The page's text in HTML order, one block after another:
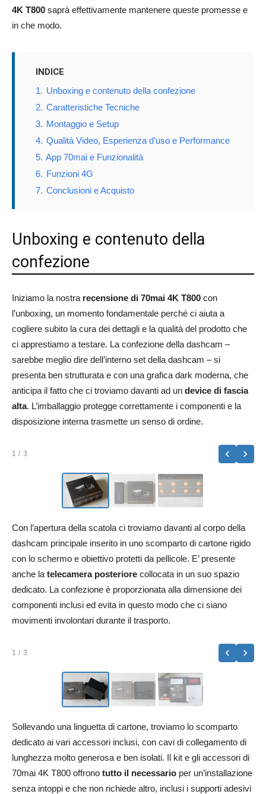
4K T800 saprà effettivamente mantenere queste promesse e
in che modo.
INDICE
1. Unboxing e contenuto della confezione
2. Caratteristiche Tecniche
3. Montaggio e Setup
4. Qualità Video, Esperienza d’uso e Performance
5. App 70mai e Funzionalità
6. Funzioni 4G
7. Conclusioni e Acquisto
Unboxing e contenuto della
confezione
Iniziamo la nostra recensione di 70mai 4K T800 con
l’unboxing, un momento fondamentale perché ci aiuta a
cogliere subito la cura dei dettagli e la qualità del prodotto che
ci apprestiamo a testare. La confezione della dashcam –
sarebbe meglio dire dell’interno set della dashcam – si
presenta ben strutturata e con una grafica dark moderna, che
anticipa il fatto che ci troviamo davanti ad un device di fascia
alta. L’imballaggio protegge correttamente i componenti e la
disposizione interna trasmette un senso di ordine.
1 / 3 ‹ ›
Con l’apertura della scatola ci troviamo davanti al corpo della
dashcam principale inserito in uno scomparto di cartone rigido
con lo schermo e obiettivo protetti da pellicole. E’ presente
anche la telecamera posteriore collocata in un suo spazio
dedicato. La confezione è proporzionata alla dimensione dei
componenti inclusi ed evita in questo modo che ci siano
movimenti involontari durante il trasporto.
1 / 3 ‹ ›
Sollevando una linguetta di cartone, troviamo lo scomparto
dedicato ai vari accessori inclusi, con cavi di collegamento di
lunghezza molto generosa e ben isolati. Il kit e gli accessori di
70mai 4K T800 offrono tutto il necessario per un’installazione
senza intoppi e che non richiede altro, inclusi i supporti adesivi